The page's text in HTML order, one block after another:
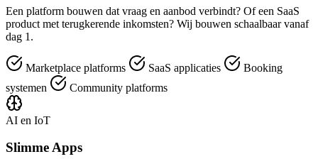
Een platform bouwen dat vraag en aanbod verbindt? Of een SaaS
product met terugkerende inkomsten? Wij bouwen schaalbaar vanaf
dag 1.
Marketplace platforms SaaS applicaties
Booking
systemen
Community platforms
AI en IoT
Slimme Apps